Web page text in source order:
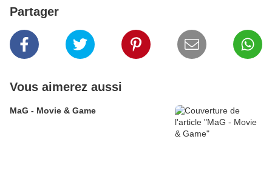
Partager
Vous aimerez aussi
MaG - Movie & Game